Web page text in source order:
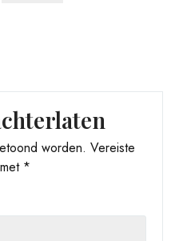
worden. Vereiste
*